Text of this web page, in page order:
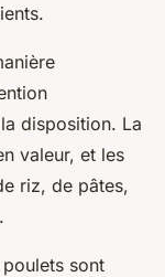
disposition. La
valeur, et les
riz, de pâtes,
sont